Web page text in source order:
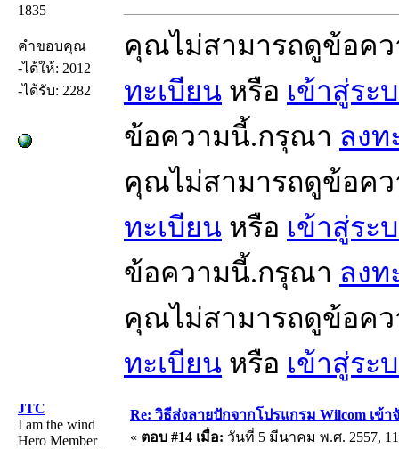
1835
คำขอบคุณ
-ได้ให้: 2012
-ได้รับ: 2282
คุณไม่สามารถดูข้อค
ทะเบียน หรือ เข้าสู่ระ
ข้อความนี้.กรุณา ลงท
คุณไม่สามารถดูข้อค
ทะเบียน หรือ เข้าสู่ระ
ข้อความนี้.กรุณา ลงท
คุณไม่สามารถดูข้อค
ทะเบียน หรือ เข้าสู่ระ
JTC
I am the wind
Hero Member
Re: วิธีส่งลายปักจากโปรแกรม Wilcom เข้า
« ตอบ #14 เมื่อ: วันที่ 5 มีนาคม พ.ศ. 2557,